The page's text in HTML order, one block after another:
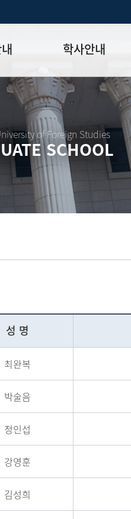
과정
과정
학사안내
학사일정표
강의시간표
수업
학적
장학
외국어시험
종합시험
제 규정
of Foreign Studies
SCHOOL
성 명
최완복
박술음
정인섭
강영훈
김성희